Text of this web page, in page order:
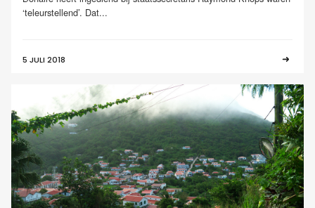
‘teleurstellend’. Dat...
5 JULI 2018